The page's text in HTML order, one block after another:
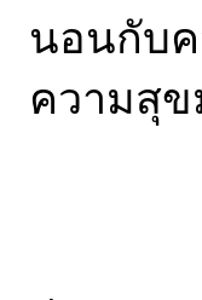
นอนกับ
ความสุข